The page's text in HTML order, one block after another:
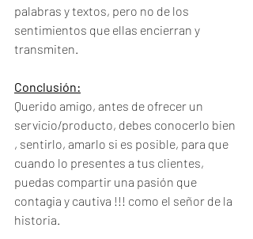
palabras y textos, pero no de los
sentimientos que ellas encierran y
transmiten.
Conclusión:
Querido amigo, antes de ofrecer un
servicio/producto, debes conocerlo bien
, sentirlo, amarlo si es posible, para que
cuando lo presentes a tus clientes,
puedas compartir una pasión que
contagia y cautiva !!! como el señor de la
historia.